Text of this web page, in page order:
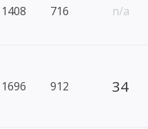
1408 716 n/a
1696 912 34